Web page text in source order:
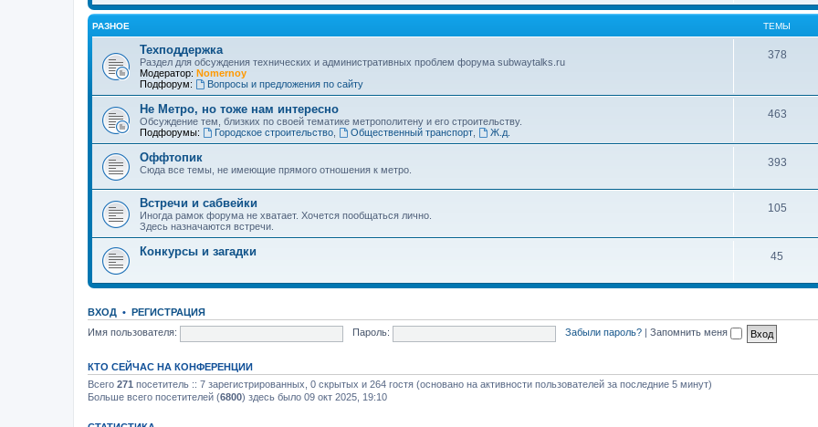
РАЗНОЕ ТЕМЫ
Техподдержка
Раздел для обсуждения технических и административных проблем форума subwaytalks.ru
Модератор: Nomernoy
Подфорум:
Вопросы и предложения по сайту
378
Не Метро, но тоже нам интересно
Обсуждение тем, близких по своей тематике метрополитену и его строительству.
Подфорумы:
Городское строительство, Общественный транспорт, Ж.д.
463
Оффтопик
Сюда все темы, не имеющие прямого отношения к метро.
393
Встречи и сабвейки
Иногда рамок форума не хватает. Хочется пообщаться лично.
Здесь назначаются встречи.
105
Конкурсы и загадки 45
ВХОД • РЕГИСТРАЦИЯ
Имя пользователя:
Пароль: Забыли пароль? Запомнить меня
КТО СЕЙЧАС НА КОНФЕРЕНЦИИ
Всего 271 посетитель :: 7 зарегистрированных, 0 скрытых и 264 гостя (основано на активности пользователей за последние 5 минут)
Больше всего посетителей (6800) здесь было 09 окт 2025, 19:10